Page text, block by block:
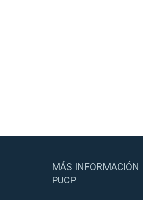
MÁS INFORMACIÓN
PUCP